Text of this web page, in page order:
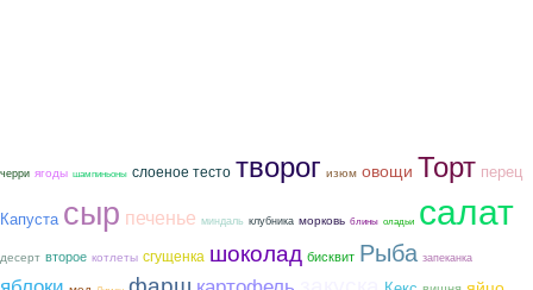
черри ягоды шампиньоны слоеное тесто творог изюм овощи Торт перец
Капуста сыр печенье миндаль клубника морковь блины оладьи салат
десерт второе котлеты сгущенка шоколад бисквит Рыба запеканка